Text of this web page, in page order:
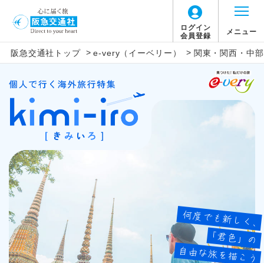
ログイン
会員登録
メニュー
阪急交通社トップ > e-very（イーベリー） > 関東・関西・中
北海道
東北
関東・甲信越
北陸
東海
関西
中国
アジア
ヨーロッパ
アフリカ
中近東
北米
中南米
オセアニア
2026年8月 この月をすべて選択
日 火 水 金 土
2
9 11 14
16 17 20 21 22
旅行タイプ
家族旅行
卒業旅行
ハネムーン
長期滞在
周遊
女性限定
エコノミー
プレミアムエコノミー
ビジネス
ファースト
トラピックス
クリスタルハート
e-very
フレンドツアー
ロイヤルコレクション
その他
催行確定
1名催行
2名催行